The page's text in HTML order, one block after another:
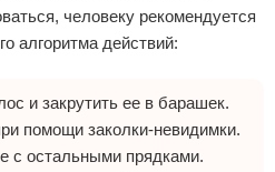
человеку рекомендуется
алгоритма действий:
и закрутить ее в барашек.
помощи заколки-невидимки.
с остальными прядками.